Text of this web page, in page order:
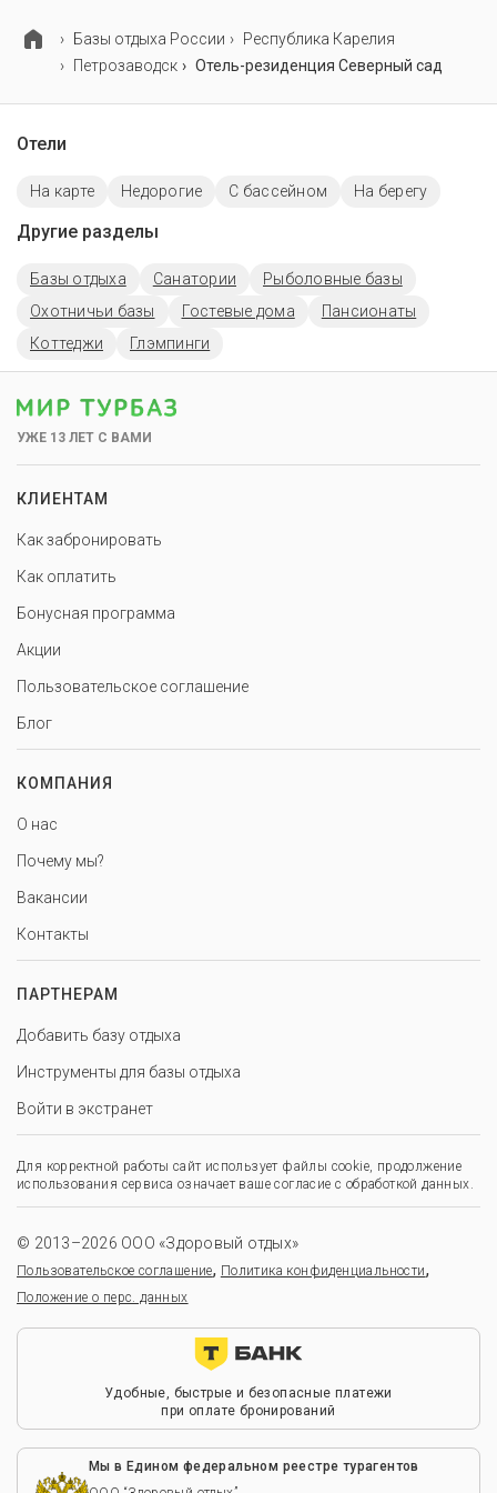
Базы отдыха России
Республика Карелия
Петрозаводск
Отель-резиденция Северный cад
Отели
На карте Недорогие С бассейном На берегу
Другие разделы
Базы отдыха Санатории
Рыболовные базы
Охотничьи базы
Гостевые дома
Пансионаты
Коттеджи
Глэмпинги
УЖЕ 13 ЛЕТ С ВАМИ
КЛИЕНТАМ
Как забронировать
Как оплатить
Бонусная программа
Акции
Пользовательское соглашение
Блог
КОМПАНИЯ
О нас
Почему мы?
Вакансии
Контакты
ПАРТНЕРАМ
Добавить базу отдыха
Инструменты для базы отдыха
Войти в экстранет
Для корректной работы сайт использует файлы cookie, продолжение
использования сервиса означает ваше согласие с обработкой данных.
© 2013–2026 ООО «Здоровый отдых»
Пользовательское соглашение, Политика конфиденциальности,
Положение о перс. данных
Удобные, быстрые и безопасные платежи
при оплате бронирований
Мы в Едином федеральном реестре турагентов